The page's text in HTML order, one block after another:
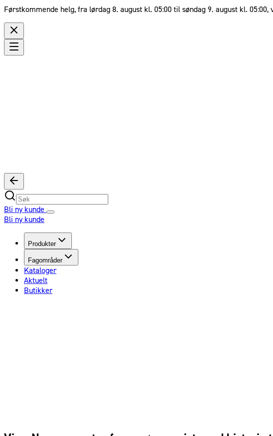
Førstkommende helg, fra lørdag 8. august kl. 05:00 til søndag 9. august kl.
Bli ny kunde
Bli ny kunde
Produkter
Fagområder
Kataloger
Aktuelt
Butikker